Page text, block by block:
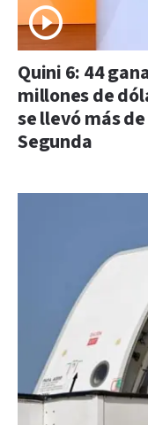
Quini 6: 44
millones de
se llevó más
Segunda